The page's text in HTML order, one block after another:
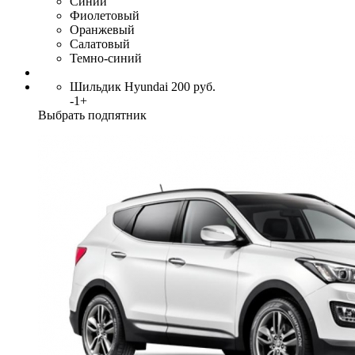
Фиолетовый
Оранжевый
Салатовый
Темно-синий
Шильдик Hyundai 200 руб.
-1+
Выбрать подпятник